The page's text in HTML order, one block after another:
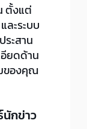
ตั้งแต่
ละระบบ
ระสาน
อียดด้าน
ของคุณ
กข่าว